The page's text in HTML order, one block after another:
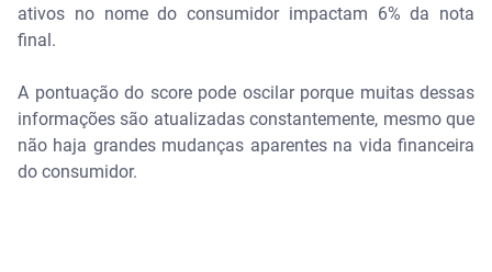
ativos no nome do consumidor impactam 6% da nota
final.
A pontuação do score pode oscilar porque muitas dessas
informações são atualizadas constantemente, mesmo que
não haja grandes mudanças aparentes na vida financeira
do consumidor.